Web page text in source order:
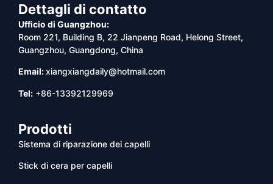
Dettagli di contatto
Ufficio di Guangzhou:
Room 221, Building B, 22 Jianpeng Road, Helong Street,
Guangzhou, Guangdong, China
Email:xiangxiangdaily@hotmail.com
Tel: +86-13392129969
Prodotti
Sistema di riparazione dei capelli
Stick di cera per capelli